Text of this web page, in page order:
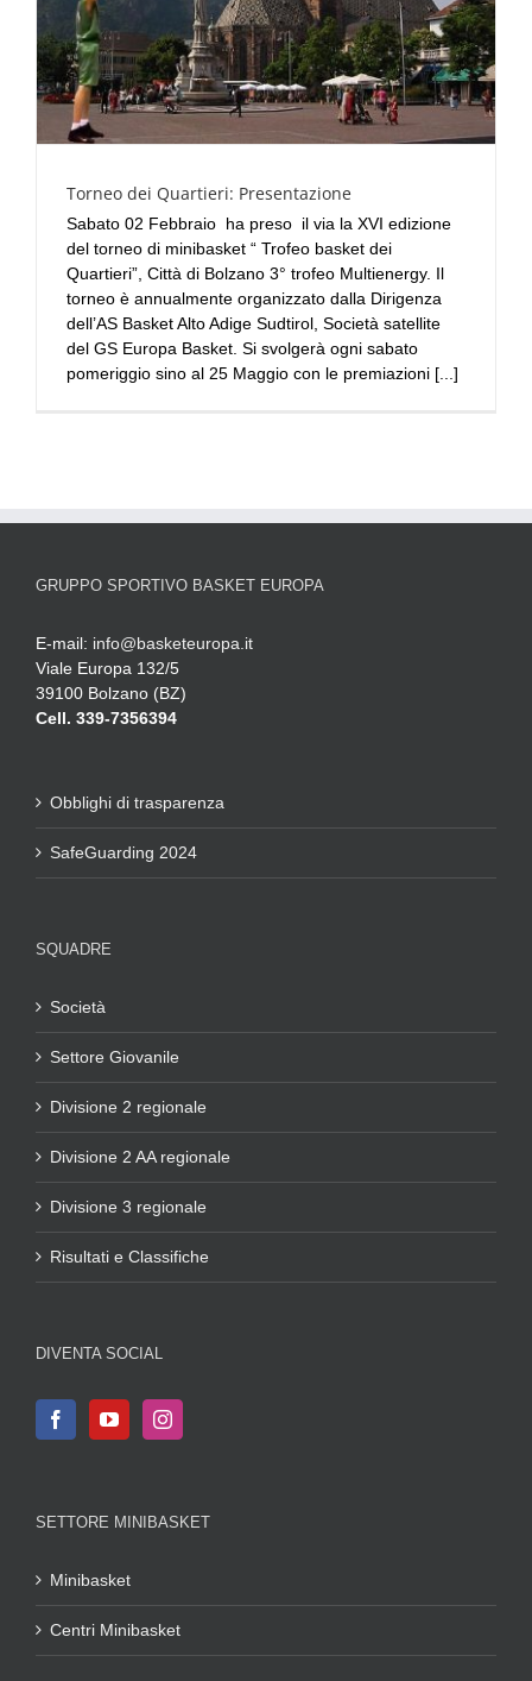
Torneo dei Quartieri: Presentazione
Sabato 02 Febbraio ha preso il via la XVI edizione
del torneo di minibasket “ Trofeo basket dei
Quartieri”, Città di Bolzano 3° trofeo Multienergy. Il
torneo è annualmente organizzato dalla Dirigenza
dell’AS Basket Alto Adige Sudtirol, Società satellite
del GS Europa Basket. Si svolgerà ogni sabato
pomeriggio sino al 25 Maggio con le premiazioni [...]
GRUPPO SPORTIVO BASKET EUROPA
E-mail: info@basketeuropa.it
Viale Europa 132/5
39100 Bolzano (BZ)
Cell. 339-7356394
Obblighi di trasparenza
SafeGuarding 2024
SQUADRE
Società
Settore Giovanile
Divisione 2 regionale
Divisione 2 AA regionale
Divisione 3 regionale
Risultati e Classifiche
DIVENTA SOCIAL
SETTORE MINIBASKET
Minibasket
Centri Minibasket